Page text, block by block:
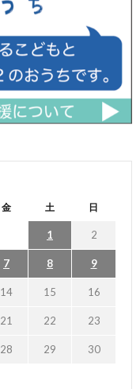
金 土 日
1 2
7 8 9
14 15 16
21 22 23
28 29 30